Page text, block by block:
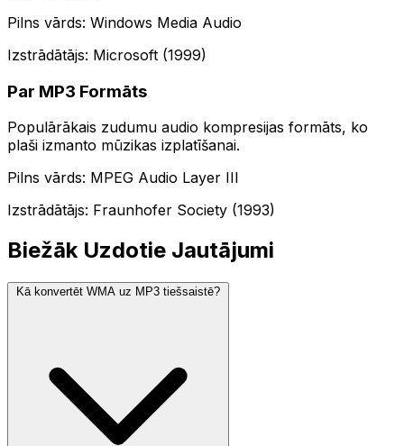
Pilns vārds: Windows Media Audio
Izstrādātājs: Microsoft (1999)
Par MP3 Formāts
Populārākais zudumu audio kompresijas formāts, ko
plaši izmanto mūzikas izplatīšanai.
Pilns vārds: MPEG Audio Layer III
Izstrādātājs: Fraunhofer Society (1993)
Biežāk Uzdotie Jautājumi
Kā konvertēt WMA uz MP3 tiešsaistē?